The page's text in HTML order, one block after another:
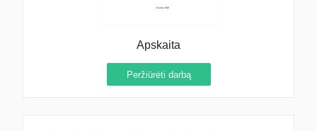
Apskaita
Peržiūrėti darbą